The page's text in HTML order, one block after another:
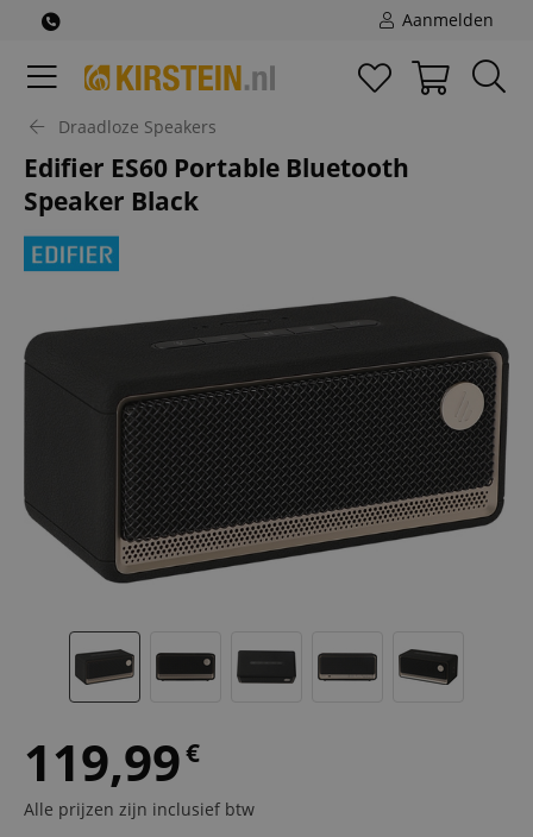
Aanmelden
Draadloze Speakers
Edifier ES60 Portable Bluetooth
Speaker Black
119,99€
Alle prijzen zijn inclusief btw